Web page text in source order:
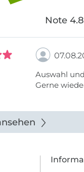
Note
Auswahl
Gerne